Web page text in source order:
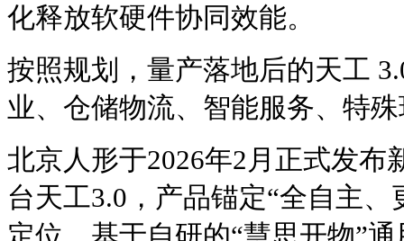
化释放软硬件协同效能。
按照规划，量产落地后的天工
业、仓储物流、智能服务、特
北京人形于2026年2月正式发布
台天工3.0，产品锚定“全自主